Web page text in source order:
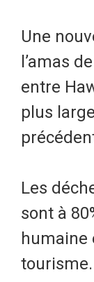
Une
l’amas
entre
plus
Les
sont à
humaine
tourisme.